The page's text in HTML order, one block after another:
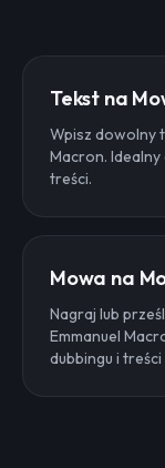
Tekst na
Wpisz dowolny
Macron.
treści.
Mowa na
Nagraj lub
Emmanuel
dubbingu i